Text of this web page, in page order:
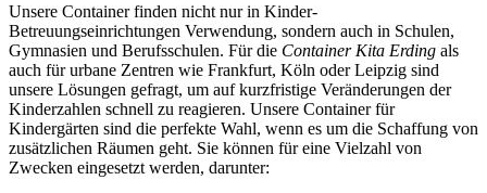
Unsere Container finden nicht nur in Kinder-
Betreuungseinrichtungen Verwendung, sondern auch in Schulen,
Gymnasien und Berufsschulen. Für die Container Kita Erding als
auch für urbane Zentren wie Frankfurt, Köln oder Leipzig sind
unsere Lösungen gefragt, um auf kurzfristige Veränderungen der
Kinderzahlen schnell zu reagieren. Unsere Container für
Kindergärten sind die perfekte Wahl, wenn es um die Schaffung von
zusätzlichen Räumen geht. Sie können für eine Vielzahl von
Zwecken eingesetzt werden, darunter: